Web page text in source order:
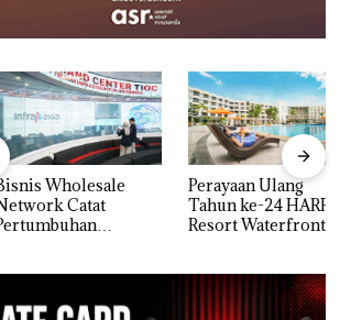
Wholesale
Catat
Perayaan Ulang
Tahun ke-24 HARRIS
Resort Waterfront
Diskon Menginap